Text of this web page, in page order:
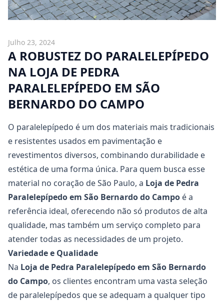
Julho 23, 2024
A ROBUSTEZ DO PARALELEPÍPEDO
NA LOJA DE PEDRA
PARALELEPÍPEDO EM SÃO
BERNARDO DO CAMPO
O paralelepípedo é um dos materiais mais tradicionais
e resistentes usados em pavimentação e
revestimentos diversos, combinando durabilidade e
estética de uma forma única. Para quem busca esse
material no coração de São Paulo, a Loja de Pedra
Paralelepípedo em São Bernardo do Campo é a
referência ideal, oferecendo não só produtos de alta
qualidade, mas também um serviço completo para
atender todas as necessidades de um projeto.
Variedade e Qualidade
Na Loja de Pedra Paralelepípedo em São Bernardo
do Campo, os clientes encontram uma vasta seleção
de paralelepípedos que se adequam a qualquer tipo